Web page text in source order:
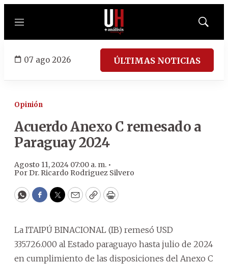
Menú
Mostrar
07 ago 2026 ÚLTIMAS NOTICIAS
Opinión
Acuerdo Anexo C remesado a
Paraguay 2024
Agosto 11, 2024 07:00 a. m. •
PorDr. Ricardo Rodriguez Silvero
WhatsApp
Facebook
Twitter
EmailCopyPrint
La ITAIPÚ BINACIONAL (IB) remesó USD
335.726.000 al Estado paraguayo hasta julio de 2024
en cumplimiento de las disposiciones del Anexo C